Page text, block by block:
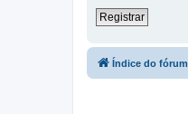
Registrar
Índice do fórum